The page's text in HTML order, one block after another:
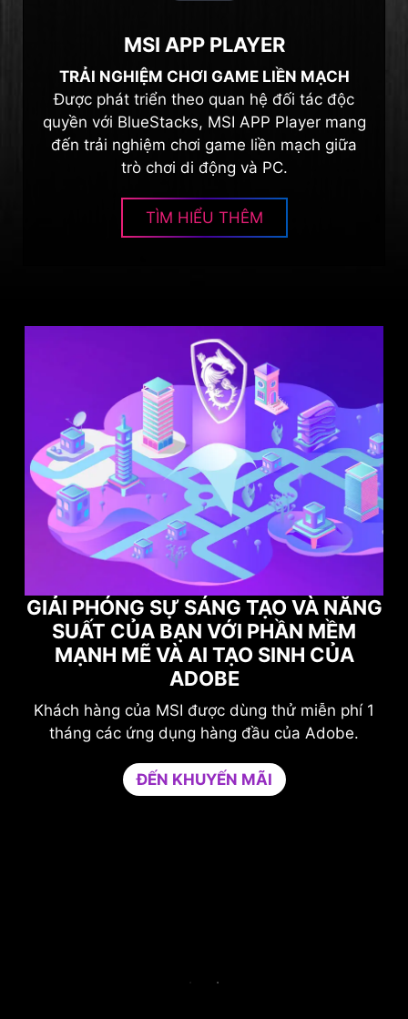
MSI APP PLAYER
TRẢI NGHIỆM CHƠI GAME LIỀN MẠCH
Được phát triển theo quan hệ đối tác độc
quyền với BlueStacks, MSI APP Player mang
đến trải nghiệm chơi game liền mạch giữa
trò chơi di động và PC.
TÌM HIỂU THÊM
TỐI ĐA HIỆU SUẤT CHƠI GAME CỦA
BẠN VỚI NORTON GAME OPTIMIZER
Nâng cao khả năng bảo vệ mà không ảnh
hưởng đến trò chơi của bạn.
Game Optimizer dành sức mạnh CPU cần thiết
để có hiệu suất tối ưu trong trò chơi của bạn
bằng cách cô lập các ứng dụng không cần thiết